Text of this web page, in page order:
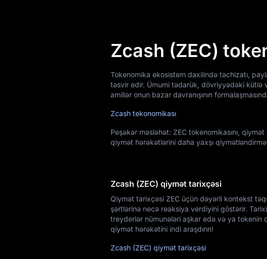
Zcash (ZEC)
Tokenomika ekosistem daxilində təchizatı,
təsvir edir. Ümumi tədarük, dövriyyədəki kütlə
amillər onun bazar davranışının
Zcash tekonomikası
Peşəkar məsləhət: ZEC tokenomikasını,
qiymət hərəkətlərini daha yaxşı
Zcash (ZEC) qiymət tarixçəsi
Qiymət tarixçəsi ZEC üçün dəyərli kontekst
şərtlərinə necə reaksiya verdiyini göstərir.
treyderlər nümunələri aşkar edə və ya tokenin
qiymət hərəkətini indi araşdırın!
Zcash (ZEC) qiymət tarixçəsi